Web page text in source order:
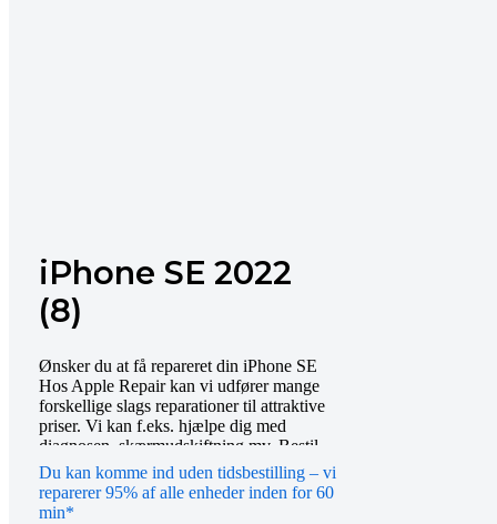
iPhone SE 2022
(8)
Ønsker du at få repareret din iPhone SE
Hos Apple Repair kan vi udfører mange
forskellige slags reparationer til attraktive
priser. Vi kan f.eks. hjælpe dig med
diagnosen, skærmudskiftning mv. Bestil
tid online eller mød op i vores butik, så
hjælper vi dig gerne videre. Du er også
altid velkommen til at kontakte os på
Du kan komme ind uden tidsbestilling – vi
reparerer 95% af alle enheder inden for 60
min*